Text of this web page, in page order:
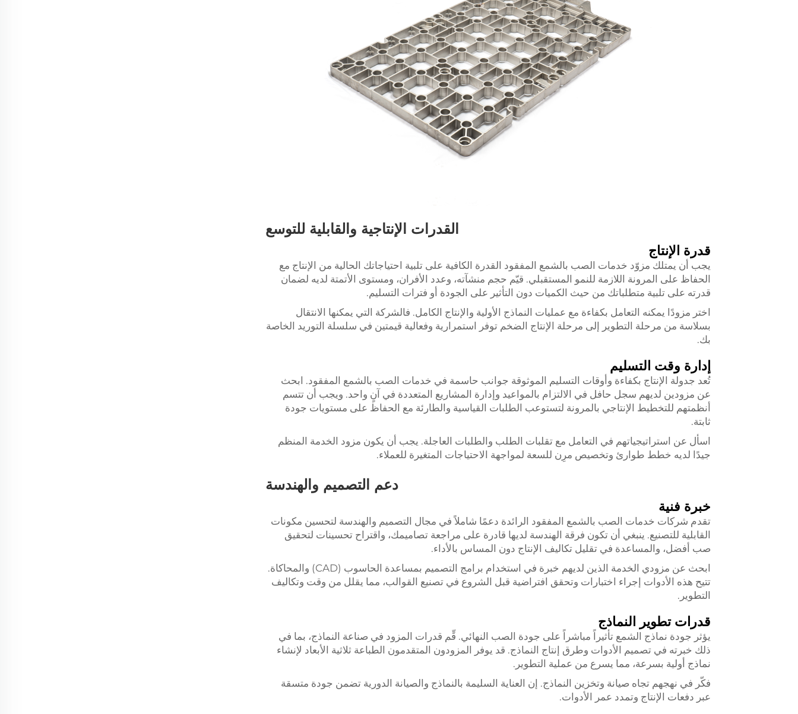
القدرات الإنتاجية والقابلية للتوسع
قدرة الإنتاج
يجب أن يمتلك مزوّد خدمات الصب بالشمع المفقود القدرة الكافية على تلبية احتياجاتك الحالية من الإنتاج مع
الحفاظ على المرونة اللازمة للنمو المستقبلي. قيّم حجم منشآته، وعدد الأفران، ومستوى الأتمتة لديه لضمان
قدرته على تلبية متطلباتك من حيث الكميات دون التأثير على الجودة أو فترات التسليم.
اختر مزودًا يمكنه التعامل بكفاءة مع عمليات النماذج الأولية والإنتاج الكامل. فالشركة التي يمكنها الانتقال
بسلاسة من مرحلة التطوير إلى مرحلة الإنتاج الضخم توفر استمرارية وفعالية قيمتين في سلسلة التوريد الخاصة
بك.
إدارة وقت التسليم
تُعد جدولة الإنتاج بكفاءة وأوقات التسليم الموثوقة جوانب حاسمة في خدمات الصب بالشمع المفقود. ابحث
عن مزودين لديهم سجل حافل في الالتزام بالمواعيد وإدارة المشاريع المتعددة في آنٍ واحد. ويجب أن تتسم
أنظمتهم للتخطيط الإنتاجي بالمرونة لتستوعب الطلبات القياسية والطارئة مع الحفاظ على مستويات جودة
ثابتة.
اسأل عن استراتيجياتهم في التعامل مع تقلبات الطلب والطلبات العاجلة. يجب أن يكون مزود الخدمة المنظم
جيدًا لديه خطط طوارئ وتخصيص مرِن للسعة لمواجهة الاحتياجات المتغيرة للعملاء.
دعم التصميم والهندسة
خبرة فنية
تقدم شركات خدمات الصب بالشمع المفقود الرائدة دعمًا شاملاً في مجال التصميم والهندسة لتحسين مكونات
القابلية للتصنيع. ينبغي أن تكون فرقة الهندسة لديها قادرة على مراجعة تصاميمك، واقتراح تحسينات لتحقيق
صب أفضل، والمساعدة في تقليل تكاليف الإنتاج دون المساس بالأداء.
ابحث عن مزودي الخدمة الذين لديهم خبرة في استخدام برامج التصميم بمساعدة الحاسوب (CAD) والمحاكاة.
تتيح هذه الأدوات إجراء اختبارات وتحقق افتراضية قبل الشروع في تصنيع القوالب، مما يقلل من وقت وتكاليف
التطوير.
قدرات تطوير النماذج
يؤثر جودة نماذج الشمع تأثيراً مباشراً على جودة الصب النهائي. قِّم قدرات المزود في صناعة النماذج، بما في
ذلك خبرته في تصميم الأدوات وطرق إنتاج النماذج. قد يوفر المزودون المتقدمون الطباعة ثلاثية الأبعاد لإنشاء
نماذج أولية بسرعة، مما يسرع من عملية التطوير.
فكّر في نهجهم تجاه صيانة وتخزين النماذج. إن العناية السليمة بالنماذج والصيانة الدورية تضمن جودة متسقة
عبر دفعات الإنتاج وتمدد عمر الأدوات.